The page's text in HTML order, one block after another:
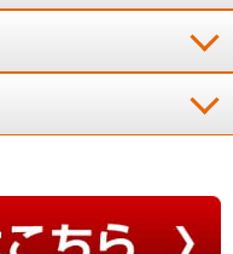
い
（兵庫県50代 I.S様